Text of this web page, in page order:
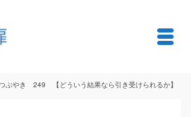
ぶやき 249 【どういう結果なら引き受けられるか】